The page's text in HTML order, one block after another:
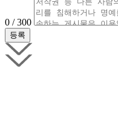
0 / 300